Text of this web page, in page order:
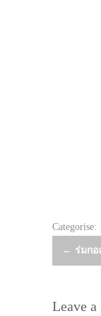
Categorise:
Post
← ร่มกอ
Leave